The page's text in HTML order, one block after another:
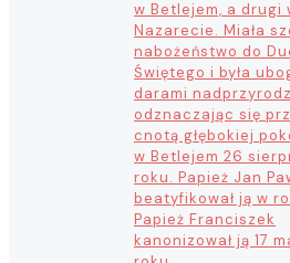
w Betlejem, a drugi
Nazarecie. Miała
nabożeństwo do
Świętego i była
darami
odznaczając się
cnotą głębokiej
w Betlejem 26
roku. Papież Jan
beatyfikował ją w
Papież Franciszek
kanonizował ją 17